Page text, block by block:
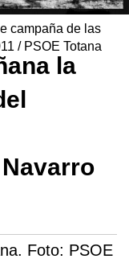
la
Foto: PSOE
campaña de las
/ PSOE Totana